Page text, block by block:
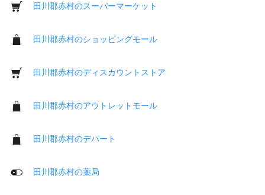
田川郡赤村のスーパーマーケット
田川郡赤村のショッピングモール
田川郡赤村のディスカウントストア
田川郡赤村のアウトレットモール
田川郡赤村のデパート
田川郡赤村の薬局